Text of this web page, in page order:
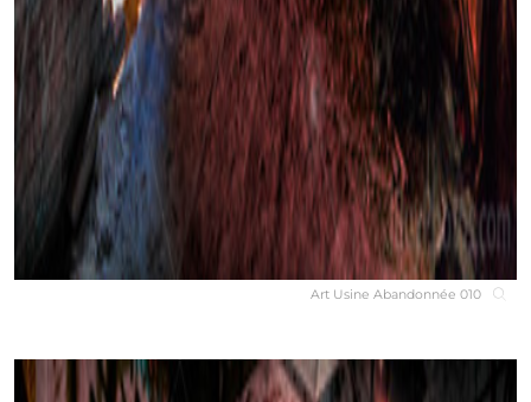
Art Usine Abandonnée 010